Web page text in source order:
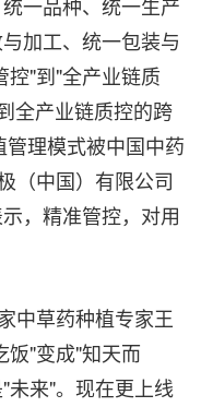
一品种、统一生产
加工、统一包装与
控"到"全产业链质
全产业链质控的跨
理模式被中国中药
（中国）有限公司
，精准管控，对用
中草药种植专家王
饭"变成"知天而
未来"。现在更上线